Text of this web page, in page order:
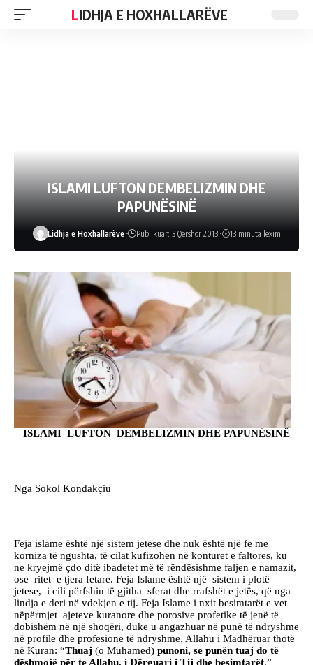
LIDHJA E HOXHALLARËVE
ISLAMI LUFTON DEMBELIZMIN DHE
PAPUNËSINË
Lidhja e Hoxhallarëve Publikuar: 3 Qershor 2013 13 minuta lexim
ISLAMI LUFTON DEMBELIZMIN DHE PAPUNËSINË
Nga Sokol Kondakçiu
Feja islame është një sistem jetese dhe nuk është një fe me
korniza të ngushta, të cilat kufizohen në konturet e faltores, ku
ne kryejmë çdo ditë ibadetet më të rëndësishme faljen e namazit,
ose ritet e tjera fetare. Feja Islame është një sistem i plotë
jetese, i cili përfshin të gjitha sferat dhe rrafshët e jetës, që nga
lindja e deri në vdekjen e tij. Feja Islame i nxit besimtarët e vet
nëpërmjet ajeteve kuranore dhe porosive profetike të jenë të
dobishëm në një shoqëri, duke u angazhuar në punë të ndryshme
në profile dhe profesione të ndryshme. Allahu i Madhëruar thotë
në Kuran: “Thuaj (o Muhamed) punoni, se punën tuaj do të
dëshmojë për te Allahu, i Dërguari i Tij dhe besimtarët.”